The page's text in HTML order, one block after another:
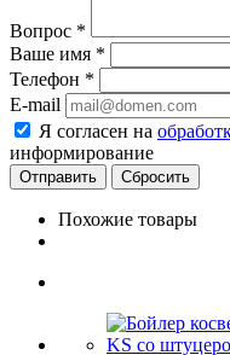
Вопрос *
Ваше имя *
Телефон *
E-mail
Я согласен на
информирование
Сбросить
Похожие товары